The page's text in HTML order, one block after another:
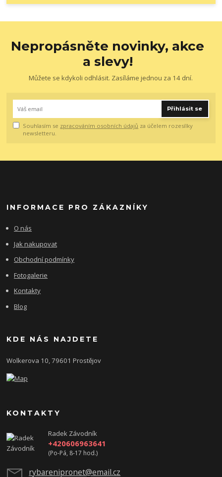
Nepropásněte novinky, akce
a slevy!
Můžete se kdykoli odhlásit. Zasíláme jednou za 14 dní.
Přihlásit se
Souhlasím se zpracováním osobních údajů za účelem rozesílky
newsletteru.
INFORMACE PRO ZÁKAZNÍKY
O nás
Jak nakupovat
Obchodní podmínky
Fotogalerie
Kontakty
Blog
KDE NÁS NAJDETE
Wolkerova 10, 79601 Prostějov
KONTAKTY
Radek Závodník
+420606963641
(Po-Pá, 8-17 hod.)
rybarenipronet@email.cz